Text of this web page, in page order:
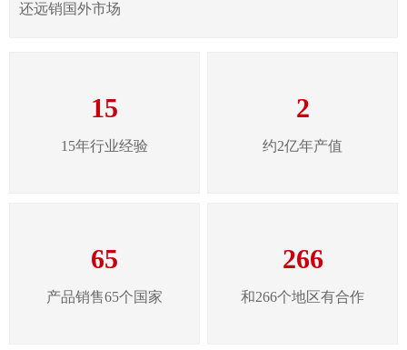
还远销国外市场
15
15年行业经验
2
约2亿年产值
65
产品销售65个国家
266
和266个地区有合作